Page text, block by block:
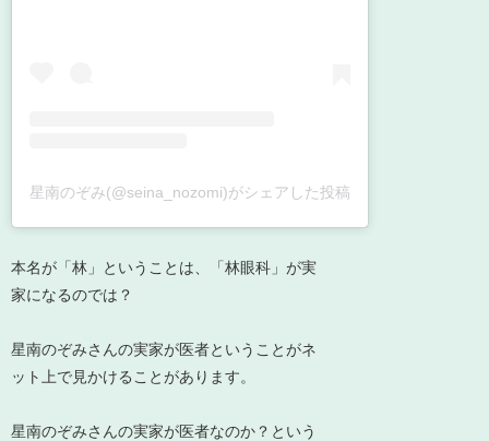
星南のぞみ(@seina_nozomi)がシェアした投稿
本名が「林」ということは、「林眼科」が実
家になるのでは？
星南のぞみさんの実家が医者ということがネ
ット上で見かけることがあります。
星南のぞみさんの実家が医者なのか？という